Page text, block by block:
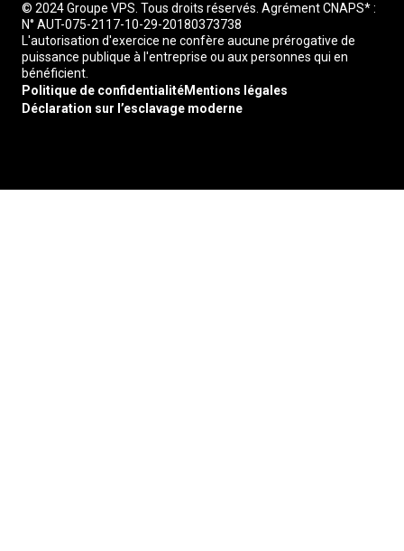
© 2024 Groupe VPS. Tous droits réservés. Agrément CNAPS* :
N° AUT-075-2117-10-29-20180373738
L'autorisation d'exercice ne confère aucune prérogative de
puissance publique à l'entreprise ou aux personnes qui en
bénéficient.
Politique de confidentialitéMentions légales
Déclaration sur l’esclavage moderne